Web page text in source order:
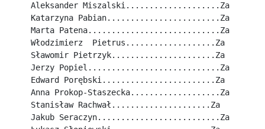
Aleksander Miszalski....................Za
Katarzyna Pabian........................Za
Marta Patena............................Za
Włodzimierz  Pietrus...................Za
Sławomir Pietrzyk......................Za
Jerzy Popiel............................Za
Edward Porębski........................Za
Anna Prokop-Staszecka...................Za
Stanisław Rachwał.....................Za
Jakub Seraczyn..........................Za